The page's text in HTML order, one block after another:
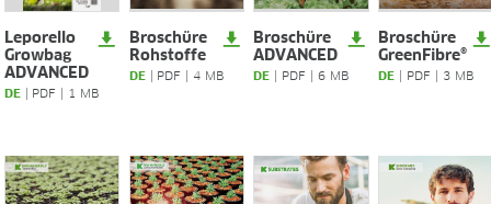
Virtual Reality Videos
Produktblätter
Zertifikate
BLOG
Leporello
Growbag
ADVANCED
DE| PDF 1 MB
Broschüre
Rohstoffe
DE| PDF 4 MB
Broschüre
ADVANCED
DE PDF 6 MB
Broschüre
GreenFibre®
DE PDF 3 MB